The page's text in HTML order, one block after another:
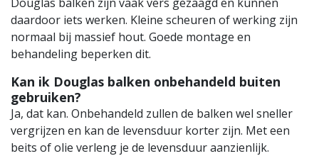
daardoor iets werken. Kleine scheuren of werking zijn
normaal bij massief hout. Goede montage en
behandeling beperken dit.
Kan ik Douglas balken onbehandeld buiten
gebruiken?
Ja, dat kan. Onbehandeld zullen de balken wel sneller
vergrijzen en kan de levensduur korter zijn. Met een
beits of olie verleng je de levensduur aanzienlijk.